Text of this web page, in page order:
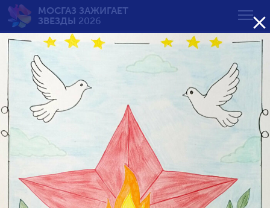
МОСГАЗ ЗАЖИГАЕТ
ЗВЕЗДЫ 2026 
Вечный огонь — вечная
от 7 до 10 лет
Возрастная группа:
от 7 до 10 лет
от 11 до 14 лет